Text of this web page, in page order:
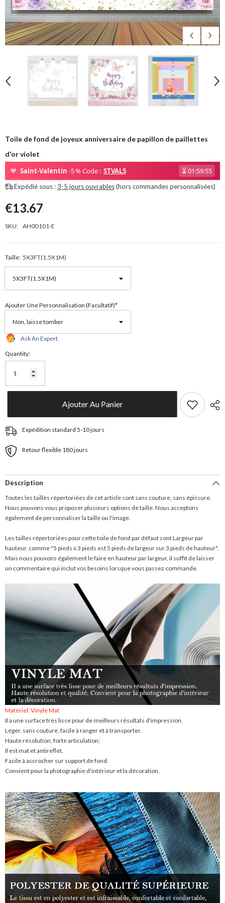
Toile de fond de joyeux anniversaire de papillon de paillettes
d'or violet
❤ Saint-Valentin -5 % Code : STVAL5 ⏳01:59:54
Expédié sous :3-5 jours ouvrables(hors commandes personnalisées)
€13.67
SKU: AH0D101-E
Taille: 5X3FT(1.5X1M)
Ajouter Une Personnalisation (facultatif)*
Ask An Expert
Quantity:
Ajouter Au Panier
Expédition standard 5-10 jours
Retour flexible 180 jours
Description
Toutes les tailles répertoriées de cet article sont sans couture, sans épissure.
Nous pouvons vous proposer plusieurs options de taille. Nous acceptons
également de personnaliser la taille ou l'image.
Les tailles répertoriées pour cette toile de fond par défaut sont Largeur par
hauteur, comme "5 pieds x 3 pieds est 5 pieds de largeur sur 3 pieds de hauteur".
Mais nous pouvons également le faire en hauteur par largeur, il suffit de laisser
un commentaire qui inclut vos besoins lorsque vous passez commande.
Matériel: Vinyle Mat
Il a une surface très lisse pour de meilleurs résultats d'impression.
Léger, sans couture, facile à ranger et à transporter.
Haute résolution, forte articulation;
Il est mat et antireflet.
Facile à accrocher sur support de fond.
Convient pour la photographie d'intérieur et la décoration.